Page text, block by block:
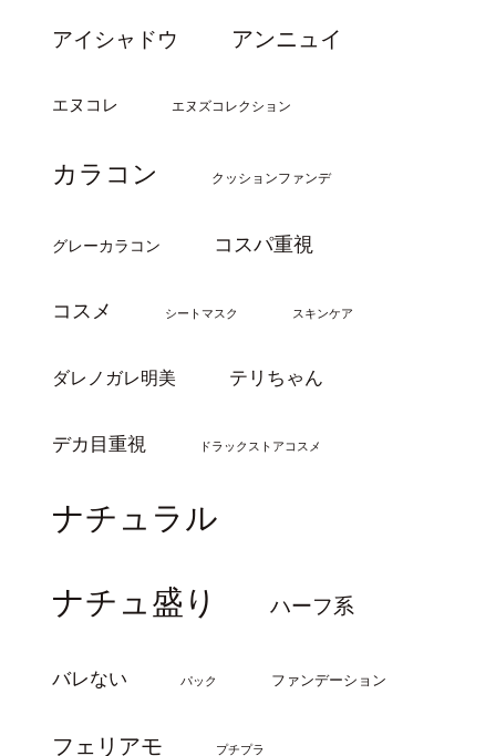
アイシャドウ アンニュイ
エヌコレ エヌズコレクション
カラコン クッションファンデ
グレーカラコン コスパ重視
コスメ シートマスク スキンケア
ダレノガレ明美 テリちゃん
デカ目重視 ドラックストアコスメ
ナチュラル
ナチュ盛り ハーフ系
バレない パック ファンデーション
フェリアモ プチプラ